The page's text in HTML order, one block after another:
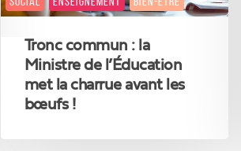
la
avant
bœufs
Tronc commun : la
Ministre de l’Éducation
met la charrue avant les
bœufs !